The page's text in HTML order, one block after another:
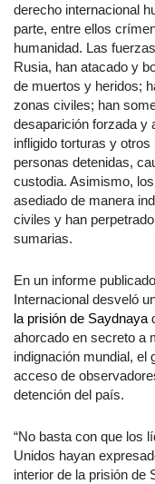
derecho internacional
parte, entre ellos
humanidad. Las
Rusia, han atacado y
de muertos y heridos;
zonas civiles; han
desaparición forzada y
infligido torturas y
personas detenidas,
custodia. Asimismo,
asediado de manera
civiles y han
sumarias.
En un informe
Internacional desveló
la prisión de Saydnaya
ahorcado en secreto a
indignación mundial, el
acceso de
detención del país.
“No basta con que los
Unidos hayan
interior de la prisión de